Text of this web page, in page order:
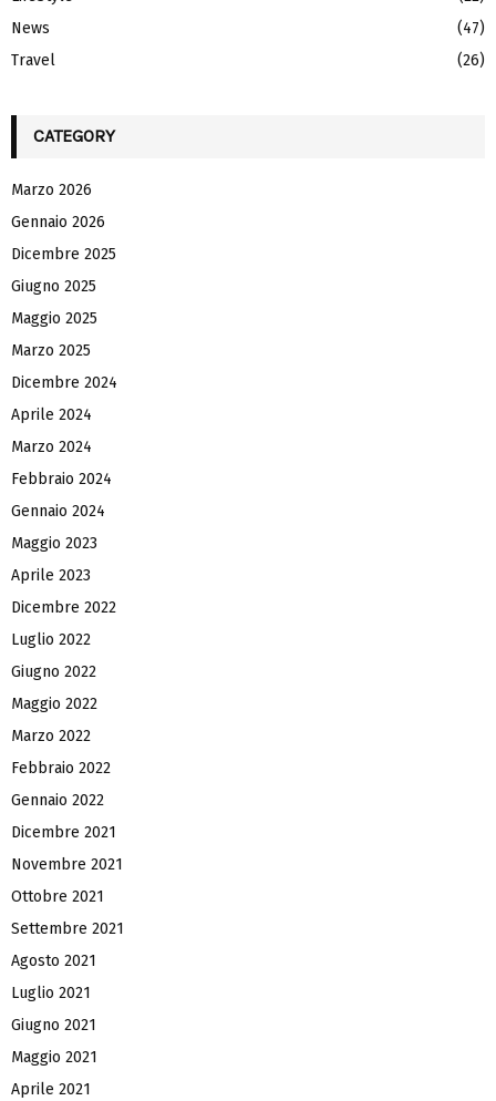
News
(47)
Travel
(26)
CATEGORY
Marzo 2026
Gennaio 2026
Dicembre 2025
Giugno 2025
Maggio 2025
Marzo 2025
Dicembre 2024
Aprile 2024
Marzo 2024
Febbraio 2024
Gennaio 2024
Maggio 2023
Aprile 2023
Dicembre 2022
Luglio 2022
Giugno 2022
Maggio 2022
Marzo 2022
Febbraio 2022
Gennaio 2022
Dicembre 2021
Novembre 2021
Ottobre 2021
Settembre 2021
Agosto 2021
Luglio 2021
Giugno 2021
Maggio 2021
Aprile 2021